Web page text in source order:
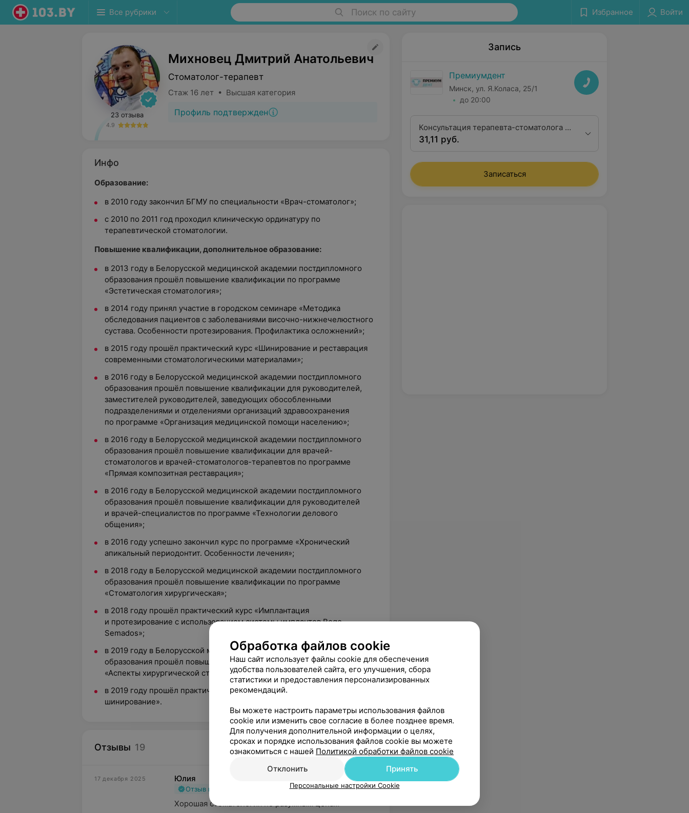
Все рубрики Поиск по сайту Избранное Войти
23 отзыва
4.9
Михновец Дмитрий Анатольевич
Стоматолог-терапевт
Стаж 16 лет • Высшая категория
Профиль подтвержден
Инфо
Образование:
в 2010 году закончил БГМУ по специальности «Врач-стоматолог»;
с 2010 по 2011 год проходил клиническую ординатуру по
терапевтической стоматологии.
Повышение квалификации, дополнительное образование:
в 2013 году в Белорусской медицинской академии постдипломного
образования прошёл повышение квалификации по программе
«Эстетическая стоматология»;
в 2014 году принял участие в городском семинаре «Методика
обследования пациентов с заболеваниями височно-нижнечелюстного
сустава. Особенности протезирования. Профилактика осложнений»;
в 2015 году прошёл практический курс «Шинирование и реставрация
современными стоматологическими материалами»;
в 2016 году в Белорусской медицинской академии постдипломного
образования прошёл повышение квалификации для руководителей,
заместителей руководителей, заведующих обособленными
подразделениями и отделениями организаций здравоохранения
по программе «Организация медицинской помощи населению»;
в 2016 году в Белорусской медицинской академии постдипломного
образования прошёл повышение квалификации для врачей-
стоматологов и врачей-стоматологов-терапевтов по программе
«Прямая композитная реставрация»;
в 2016 году в Белорусской медицинской академии постдипломного
образования прошёл повышение квалификации для руководителей
и врачей-специалистов по программе «Технологии делового
общения»;
в 2016 году успешно закончил курс по программе «Хронический
апикальный периодонтит. Особенности лечения»;
в 2018 году в Белорусской медицинской академии постдипломного
образования прошёл повышение квалификации по программе
«Стоматология хирургическая»;
в 2018 году прошёл практический курс «Имплантация
и протезирование с использованием системы имплантов Bego
Semados»;
в 2019 году в Белорусской медицинской академии постдипломного
образования прошёл повышение квалификации по программе
«Аспекты хирургической стоматологии»;
в 2019 году прошёл практический курс «Фиксация зубов,
шинирование».
Отзывы 19 4.9 Премиумдент, ул. Я.Коласа, 25/1
17 декабря 2025 Юлия
Отзыв подтвержден
Хорошая стоматология по разумным ценам
Запись
Премиумдент
Минск, ул. Я.Коласа, 25/1
до 20:00
Консультация терапевта-стоматолога с
анализом дентального снимка
31,11 руб.
Записаться
Обработка файлов cookie
Наш сайт использует файлы cookie для обеспечения
удобства пользователей сайта, его улучшения, сбора
статистики и предоставления персонализированных
рекомендаций.
Вы можете настроить параметры использования файлов
cookie или изменить свое согласие в более позднее время.
Для получения дополнительной информации о целях,
сроках и порядке использования файлов cookie вы можете
ознакомиться с нашей Политикой обработки файлов cookie
Отклонить
Принять
Персональные настройки Cookie